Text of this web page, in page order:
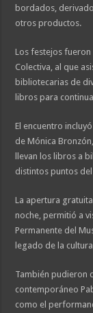
bordados,
otros productos.
Los festejos fueron
Colectiva, al que
bibliotecarias de
libros para
El encuentro
de Mónica
llevan los libros a
distintos puntos
La apertura
noche, permitió a
Permanente del
legado de la
También pudieron
contemporáneo
como el